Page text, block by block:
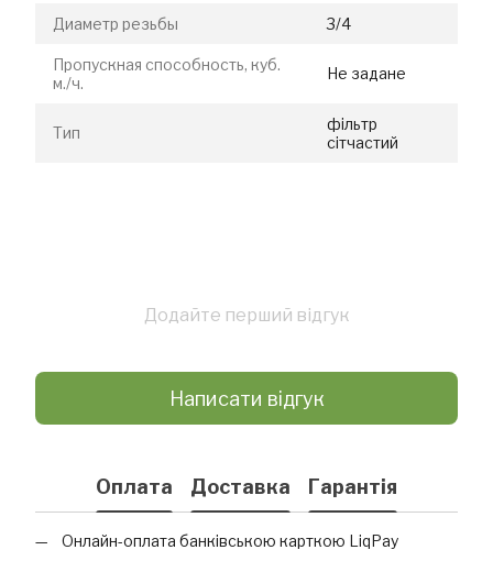
Диаметр резьбы 3/4
Пропускная способность, куб.
м./ч.
Не задане
Тип
фільтр
сітчастий
Додайте перший відгук
Написати відгук
Оплата Доставка Гарантія
Онлайн-оплата банківською карткою LiqPay